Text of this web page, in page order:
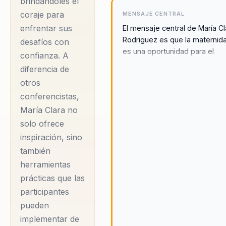
Rodriguez ha forjado
un camino único en
el mundo de la
presentación y el
modelaje, utilizando
su plataforma para
abordar los desafíos
y las alegrías de la
maternidad. Su libro
'Ser mamá' se ha
convertido en un
recurso invaluable
para muchas
mujeres, brindando
coraje para
enfrentar sus
desafíos con
confianza. A
diferencia de
otros
conferencistas,
María Clara no
solo ofrece
inspiración, sino
también
herramientas
prácticas que las
participantes
pueden
implementar de
MENSAJE CENTRAL
El mensaje central de María
Rodriguez es que la
es una oportunidad para el